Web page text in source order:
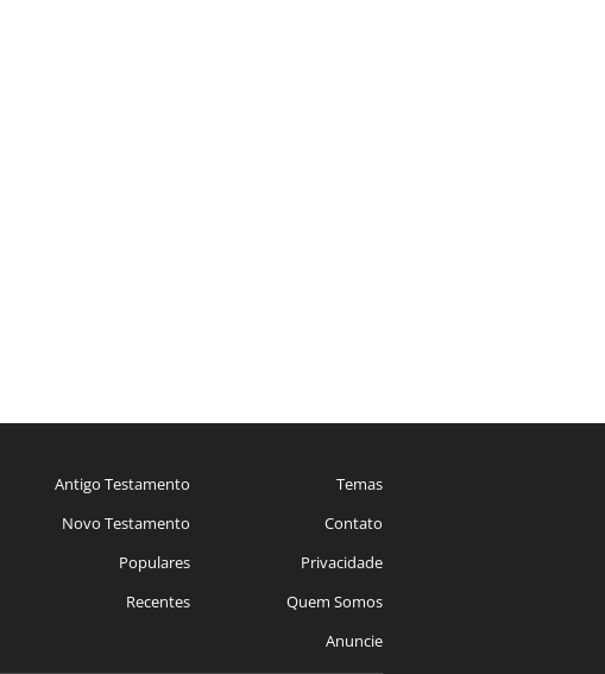
Antigo Testamento
Novo Testamento
Populares
Recentes
Temas
Contato
Privacidade
Quem Somos
Anuncie